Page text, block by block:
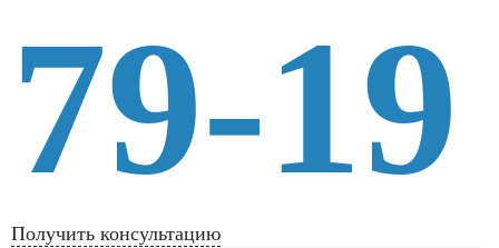
79-19
Получить консультацию